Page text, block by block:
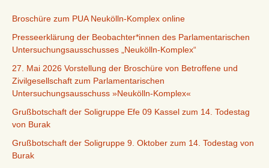
Broschüre zum PUA Neukölln-Komplex online
Presseerklärung der Beobachter*innen des Parlamentarischen
Untersuchungsausschusses „Neukölln-Komplex“
27. Mai 2026 Vorstellung der Broschüre von Betroffene und
Zivilgesellschaft zum Parlamentarischen
Untersuchungsausschuss »Neukölln-Komplex«
Grußbotschaft der Soligruppe Efe 09 Kassel zum 14. Todestag
von Burak
Grußbotschaft der Soligruppe 9. Oktober zum 14. Todestag von
Burak